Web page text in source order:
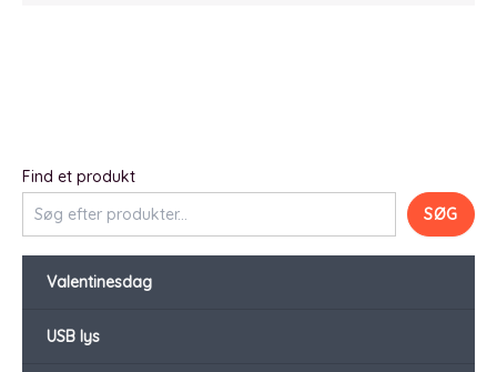
Find et produkt
SØG
Valentinesdag
USB lys